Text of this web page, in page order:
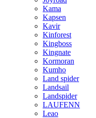
Kama
Kapsen
Kavir
Kinforest
Kingboss
Kingnate
Kormoran
Kumho
Land spider
Landsail
Landspider
LAUFENN
Leao